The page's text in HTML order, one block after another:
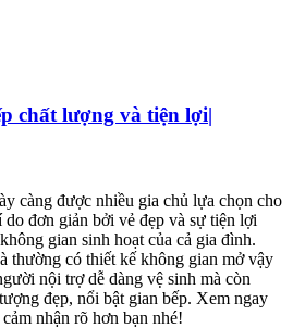
chất lượng và tiện lợi|
càng được nhiều gia chủ lựa chọn cho
đơn giản bởi vẻ đẹp và sự tiện lợi
gian sinh hoạt của cả gia đình.
thường có thiết kế không gian mở vậy
nội trợ dễ dàng vệ sinh mà còn
đẹp, nổi bật gian bếp. Xem ngay
nhận rõ hơn bạn nhé!